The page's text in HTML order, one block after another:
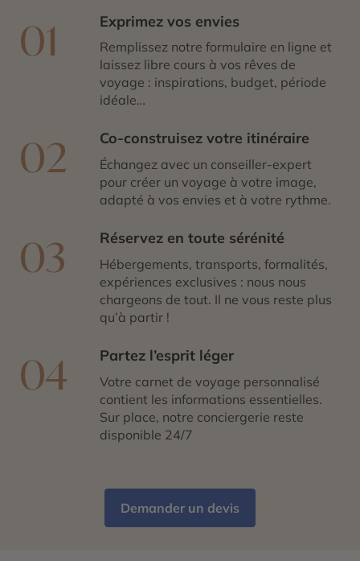
il y en a pour tous les goûts ! La Côte d’Azur est aussi
réputée pour ses spécialités culinaires. Découvrez les
savoureux produits du sud gorgés de soleil et de
saveurs. Parcourez le littoral français et ses villages
méditerranéens à la découverte de la Côte d’Azur.
01 Exprimez vos envies
Remplissez notre formulaire en ligne et
laissez libre cours à vos rêves de
voyage : inspirations, budget, période
idéale…
02 Co-construisez votre itinéraire
Échangez avec un conseiller-expert
pour créer un voyage à votre image,
adapté à vos envies et à votre rythme.
03 Réservez en toute sérénité
Hébergements, transports, formalités,
expériences exclusives : nous nous
chargeons de tout. Il ne vous reste plus
qu’à partir !
04 Partez l’esprit léger
Votre carnet de voyage personnalisé
contient les informations essentielles.
Sur place, notre conciergerie reste
disponible 24/7
Demander un devis